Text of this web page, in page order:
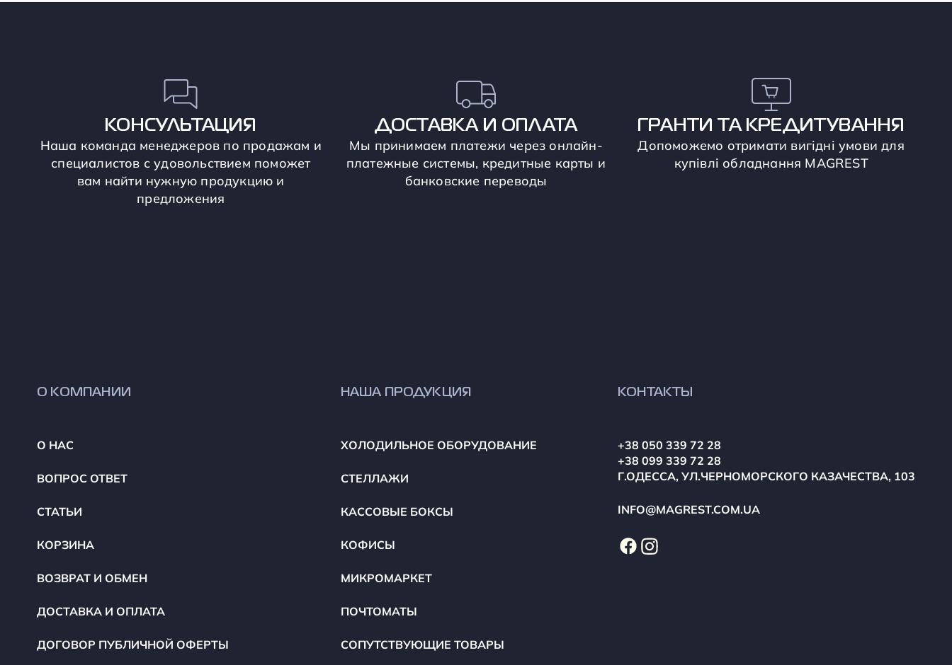
КОНСУЛЬТАЦИЯ
Наша команда менеджеров по продажам и
специалистов с удовольствием поможет
вам найти нужную продукцию и
предложения
ДОСТАВКА И ОПЛАТА
Мы принимаем платежи через онлайн-
платежные системы, кредитные карты и
банковские переводы
ГРАНТИ ТА КРЕДИТУВАННЯ
Допоможемо отримати вигідні умови для
купівлі обладнання MAGREST
О КОМПАНИИ
О НАС
ВОПРОС ОТВЕТ
СТАТЬИ
КОРЗИНА
ВОЗВРАТ И ОБМЕН
ДОСТАВКА И ОПЛАТА
ДОГОВОР ПУБЛИЧНОЙ ОФЕРТЫ
НАША ПРОДУКЦИЯ
ХОЛОДИЛЬНОЕ ОБОРУДОВАНИЕ
СТЕЛЛАЖИ
КАССОВЫЕ БОКСЫ
КОФИСЫ
МИКРОМАРКЕТ
ПОЧТОМАТЫ
СОПУТСТВУЮЩИЕ ТОВАРЫ
КОНТАКТЫ
+38 050 339 72 28
+38 099 339 72 28
Г.ОДЕССА, УЛ.ЧЕРНОМОРСКОГО КАЗАЧЕСТВА, 103
INFO@MAGREST.COM.UA